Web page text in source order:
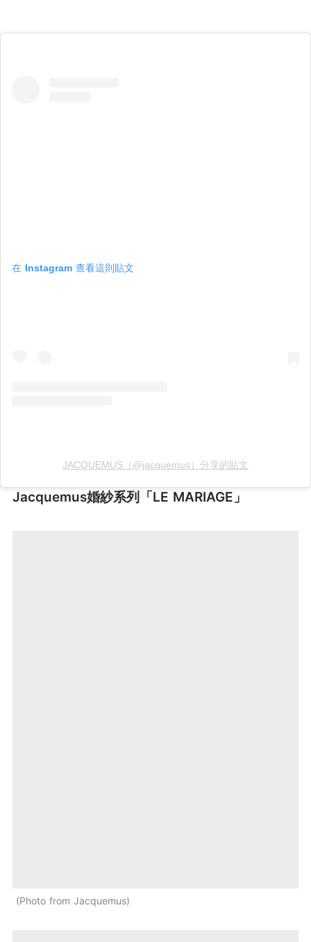
在 Instagram 查看這則貼文
JACQUEMUS（@jacquemus）分享的貼文
Jacquemus婚紗系列「LE MARIAGE」
Photo from Jacquemus